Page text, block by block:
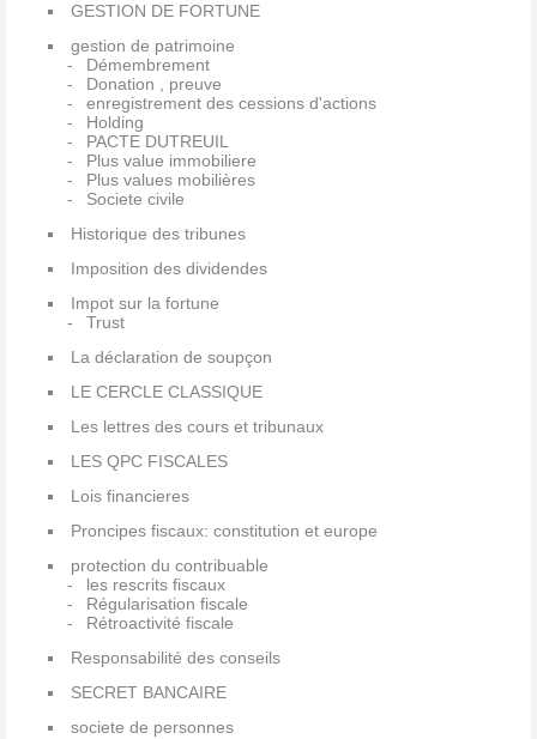
GESTION DE FORTUNE
gestion de patrimoine
Démembrement
Donation , preuve
enregistrement des cessions d'actions
Holding
PACTE DUTREUIL
Plus value immobiliere
Plus values mobilières
Societe civile
Historique des tribunes
Imposition des dividendes
Impot sur la fortune
Trust
La déclaration de soupçon
LE CERCLE CLASSIQUE
Les lettres des cours et tribunaux
LES QPC FISCALES
Lois financieres
Proncipes fiscaux: constitution et europe
protection du contribuable
les rescrits fiscaux
Régularisation fiscale
Rétroactivité fiscale
Responsabilité des conseils
SECRET BANCAIRE
societe de personnes